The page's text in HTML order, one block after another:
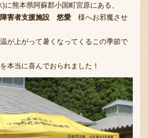
味千の取り組み
ブランド一覧
FC加盟店募集
に熊本県阿蘇郡小国町宮原にある、
害者支援施設 悠愛 様へお邪魔させ
が上がって暑くなってくるこの季節で
本当に喜んでおられました！